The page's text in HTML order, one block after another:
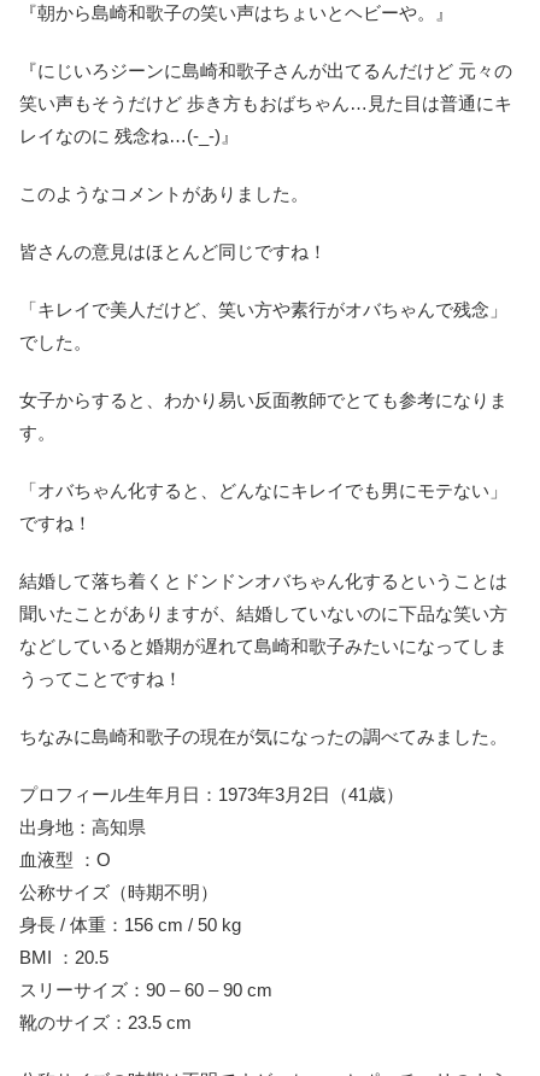
『朝から島崎和歌子の笑い声はちょいとヘビーや。』
『にじいろジーンに島崎和歌子さんが出てるんだけど 元々の
笑い声もそうだけど 歩き方もおばちゃん…見た目は普通にキ
レイなのに 残念ね…(-_-)』
このようなコメントがありました。
皆さんの意見はほとんど同じですね！
「キレイで美人だけど、笑い方や素行がオバちゃんで残念」
でした。
女子からすると、わかり易い反面教師でとても参考になりま
す。
「オバちゃん化すると、どんなにキレイでも男にモテない」
ですね！
結婚して落ち着くとドンドンオバちゃん化するということは
聞いたことがありますが、結婚していないのに下品な笑い方
などしていると婚期が遅れて島崎和歌子みたいになってしま
うってことですね！
ちなみに島崎和歌子の現在が気になったの調べてみました。
プロフィール生年月日：1973年3月2日（41歳）
出身地：高知県
血液型 ：O
公称サイズ（時期不明）
身長 / 体重：156 cm / 50 kg
BMI ：20.5
スリーサイズ：90 – 60 – 90 cm
靴のサイズ：23.5 cm